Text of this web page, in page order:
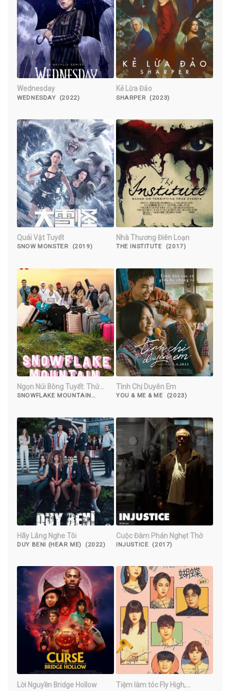
Wednesday
WEDNESDAY (2022)
Kẻ Lừa Đảo
SHARPER (2023)
Quái Vật Tuyết
SNOW MONSTER (2019)
Nhà Thương Điên Loạn
THE INSTITUTE (2017)
Ngọn Núi Bông Tuyết: Thử
Thách Trưởng Thành
SNOWFLAKE MOUNTAIN
Tình Chị Duyên Em
YOU & ME & ME (2023)
Hãy Lắng Nghe Tôi
DUY BENI (HEAR ME) (2022)
Cuộc Đàm Phán Nghẹt Thở
INJUSTICE (2017)
Lời Nguyền Bridge Hollow
Tiệm làm tóc Fly High,